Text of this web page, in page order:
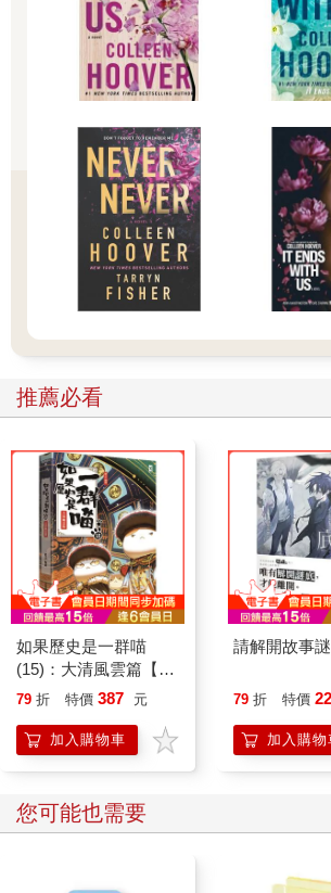
推薦必看
如果歷史是一群喵
(15)：大清風雲篇【萌
貓漫畫學歷史】
79 折 特價 387 元
加入購物車
請解開故事
79 折 特價
加入購物
您可能也需要